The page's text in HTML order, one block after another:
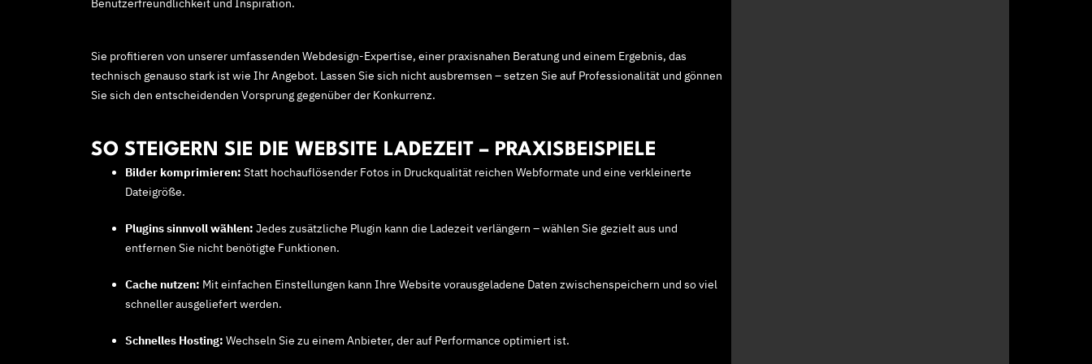
Benutzerfreundlichkeit und Inspiration.
Sie profitieren von unserer umfassenden Webdesign-Expertise, einer praxisnahen Beratung und einem Ergebnis, das
technisch genauso stark ist wie Ihr Angebot. Lassen Sie sich nicht ausbremsen – setzen Sie auf Professionalität und gönnen
Sie sich den entscheidenden Vorsprung gegenüber der Konkurrenz.
SO STEIGERN SIE DIE WEBSITE LADEZEIT – PRAXISBEISPIELE
Bilder komprimieren: Statt hochauflösender Fotos in Druckqualität reichen Webformate und eine verkleinerte
Dateigröße.
Plugins sinnvoll wählen: Jedes zusätzliche Plugin kann die Ladezeit verlängern – wählen Sie gezielt aus und
entfernen Sie nicht benötigte Funktionen.
Cache nutzen: Mit einfachen Einstellungen kann Ihre Website vorausgeladene Daten zwischenspeichern und so viel
schneller ausgeliefert werden.
Schnelles Hosting: Wechseln Sie zu einem Anbieter, der auf Performance optimiert ist.